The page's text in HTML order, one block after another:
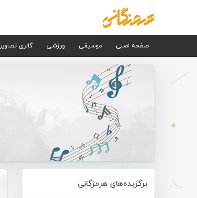
صفحه اصلی موسیقی ورزشی گالری تصاویر
برگزیده‌های هرمزگانی